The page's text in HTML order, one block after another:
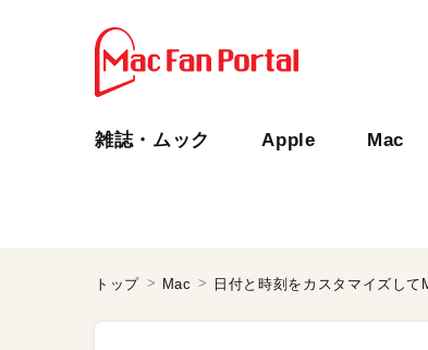
雑誌・ムック Apple Mac
トップ Mac 日付と時刻をカスタマイズして